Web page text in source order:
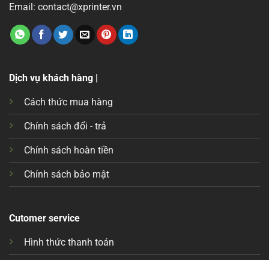
Email: contact@xprinter.vn
Dịch vụ khách hàng |
Cách thức mua hàng
Chính sách đổi - trả
Chính sách hoàn tiền
Chính sách bảo mật
Cutomer service
Hình thức thanh toán